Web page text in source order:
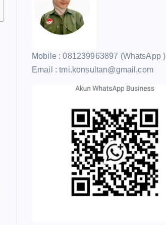
Mobile : 081239963897 (WhatsApp )
Email : tmi.konsultan@gmail.com